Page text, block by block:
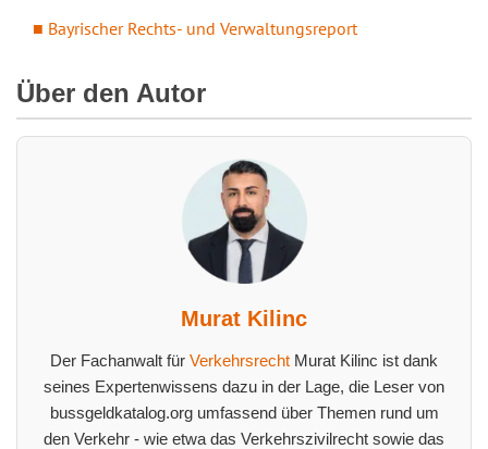
Bayrischer Rechts- und Verwaltungsreport
Über den Autor
Murat Kilinc
Der Fachanwalt für Verkehrsrecht Murat Kilinc ist dank
seines Expertenwissens dazu in der Lage, die Leser von
bussgeldkatalog.org umfassend über Themen rund um
den Verkehr - wie etwa das Verkehrszivilrecht sowie das